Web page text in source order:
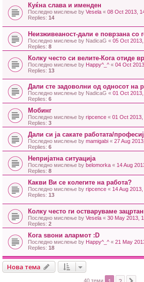
Куќна слава и именден
Последно мислење by Vesela « 08 Oct 2013,
Replies: 14
Неизживеаност-дали е поврзана со
Последно мислење by NadicaG « 05 Oct
Replies: 8
Колку често си велите-Кога отиде
Последно мислење by Happy^_^ « 04 Oct
Replies: 13
Дали сте задоволни од односот на
Последно мислење by NadicaG « 01 Oct
Replies: 6
Мобинг
Последно мислење by ripcence « 01 Oct 2013,
Replies: 3
Дали си ја сакате работата/
Последно мислење by mamigabi « 27 Aug
Replies: 6
Непријатна ситуација
Последно мислење by belomorka « 14 Aug
Replies: 8
Какви Ви се колегите на работа?
Последно мислење by ripcence « 14 Aug
Replies: 13
Колку често ги остваруваме
Последно мислење by Vesela « 30 May 2013,
Replies: 2
Кога ѕвони алармот :D
Последно мислење by Happy^_^ « 21 May
Replies: 18
Нова тема
40 теми